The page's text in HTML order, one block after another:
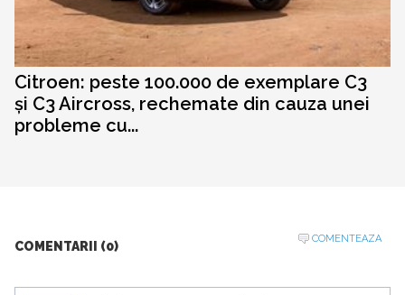
Citroen: peste 100.000 de exemplare C3
și C3 Aircross, rechemate din cauza unei
probleme cu...
COMENTARII (0)
COMENTEAZA